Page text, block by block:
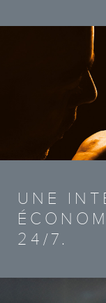
UNE
24/7.